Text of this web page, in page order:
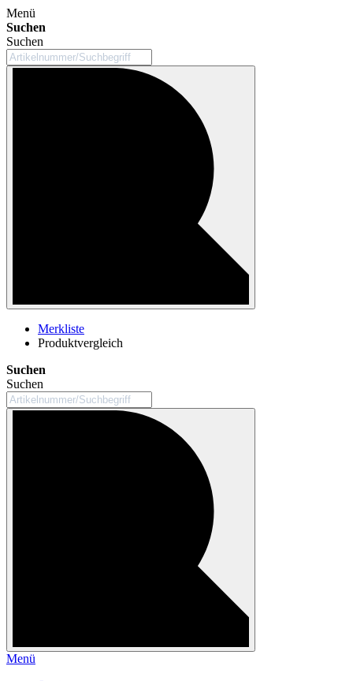
Menü
Suchen
Suchen
Merkliste
Produktvergleich
Suchen
Suchen
Menü